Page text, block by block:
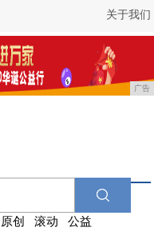
关于我们
广告
原创 滚动
公益